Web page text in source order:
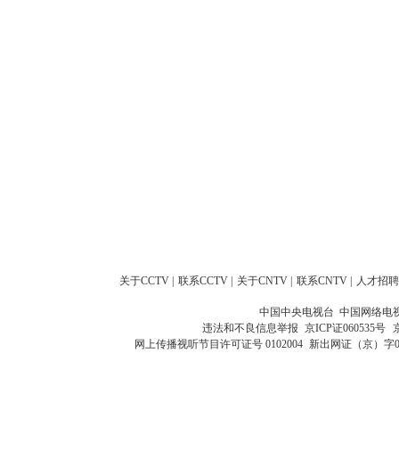
关于CCTV 联系CCTV 关于CNTV 联系CNTV 人才招聘
中国中央电视台 中国网络电
违法和不良信息举报 京ICP证060535号
网上传播视听节目许可证号 0102004 新出网证（京）